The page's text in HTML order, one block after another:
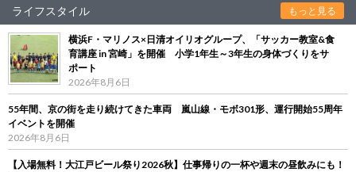
ライフスタイル もっと見る
横浜F・マリノス×日清オイリオグループ、「サッカー教室&食
育講座 in 宮崎」を開催 小学1年生～3年生の身体づくりをサ
ポート
2026年8月6日
55年間、京の街を走り続けてきた車両 嵐山線・モボ301形、運行開始55周年
イベントを開催
2026年8月6日
【入場無料！大江戸ビール祭り2026秋】仕事帰りの一杯や週末の昼飲みにも！